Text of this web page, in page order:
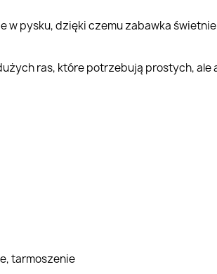
w pysku, dzięki czemu zabawka
ras, które potrzebują prostych,
tarmoszenie